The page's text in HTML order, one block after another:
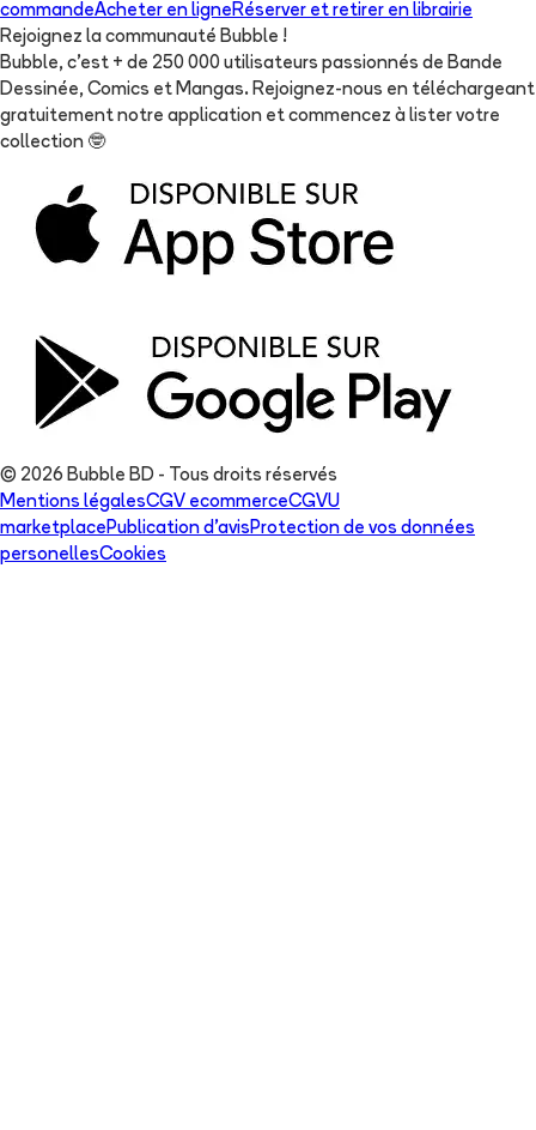
commandeAcheter en ligne Réserver et retirer en librairie
Rejoignez la communauté Bubble !
Bubble, c'est + de 250 000 utilisateurs passionnés de Bande
Dessinée, Comics et Mangas. Rejoignez-nous en téléchargeant
gratuitement notre application et commencez à lister votre
collection 🤓
© 2026 Bubble BD - Tous droits réservés
Mentions légalesCGV ecommerceCGVU
marketplace Publication d'avis Protection de vos données
personellesCookies